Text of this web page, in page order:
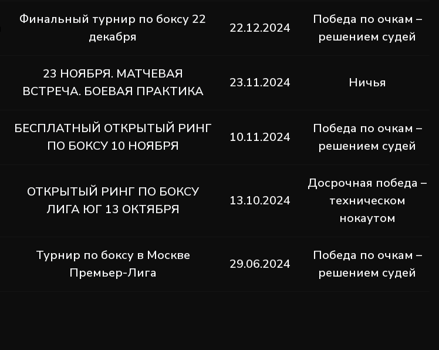
Финальный турнир по боксу 22
декабря
22.12.2024
Победа по очкам –
решением судей
23 НОЯБРЯ. МАТЧЕВАЯ
ВСТРЕЧА. БОЕВАЯ ПРАКТИКА
23.11.2024 Ничья
БЕСПЛАТНЫЙ ОТКРЫТЫЙ РИНГ
ПО БОКСУ 10 НОЯБРЯ
10.11.2024
Победа по очкам –
решением судей
ОТКРЫТЫЙ РИНГ ПО БОКСУ
ЛИГА ЮГ 13 ОКТЯБРЯ
13.10.2024
Досрочная победа –
техническом
нокаутом
Турнир по боксу в Москве
Премьер-Лига
29.06.2024
Победа по очкам –
решением судей